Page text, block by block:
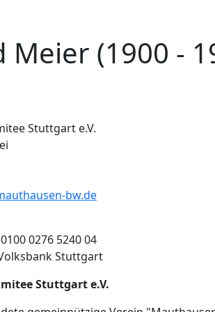
Meier (1900 -
Stuttgart e.V.
bw.de
0276 5240 04
Stuttgart
Stuttgart e.V.